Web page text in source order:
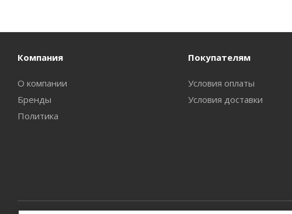
Компания
О компании
Бренды
Политика
Покупателям
Условия оплаты
Условия доставки